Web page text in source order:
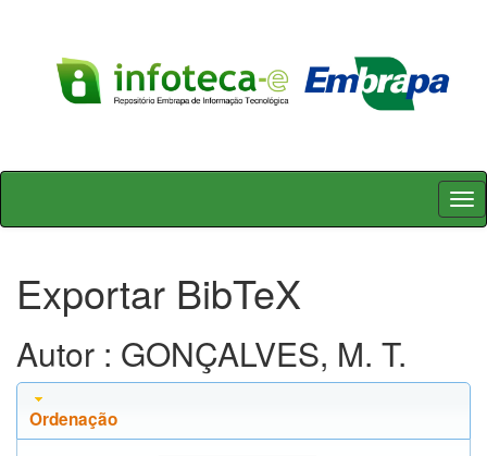
Skip
Exportar BibTeX
Autor : GONÇALVES, M. T.
Ordenação